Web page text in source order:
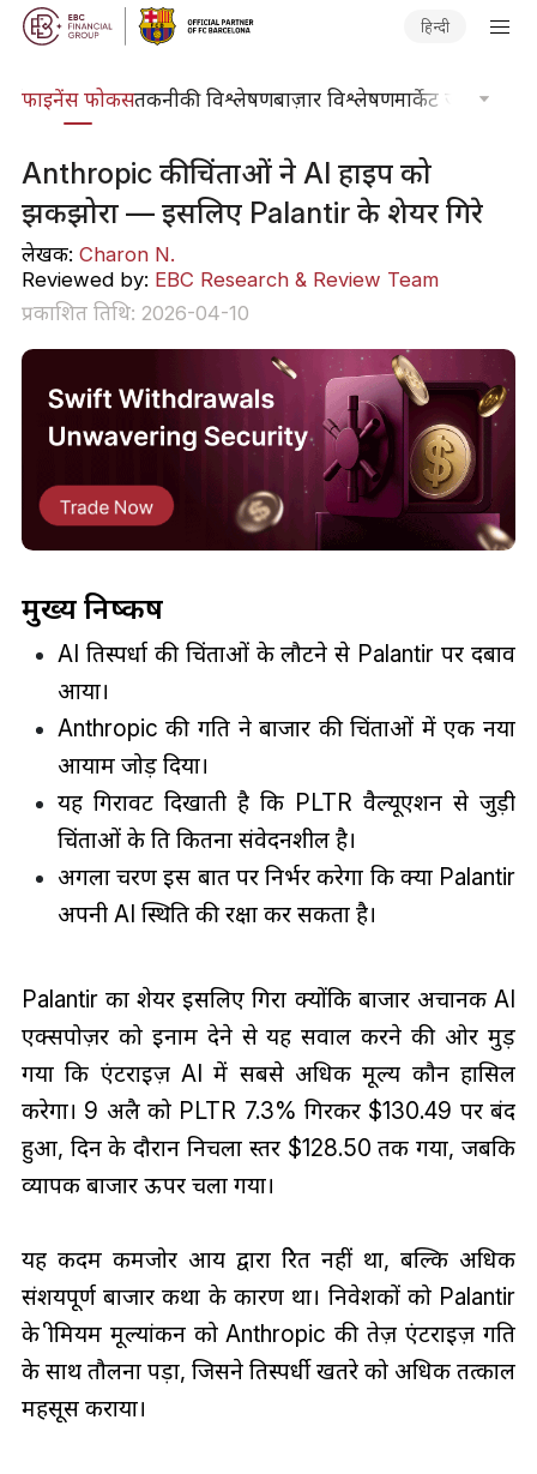
हिन्दी
फाइनेंस फोकसतकनीकी विश्लेषणबाज़ार विश्लेषणमार्केट जर्नलट्रेडिंग
Anthropic की चिंताओं ने AI हाइप को
झकझोरा — इसलिए Palantir के शेयर गिरे
लेखक: Charon N.
Reviewed by: EBC Research & Review Team
प्रकाशित तिथि: 2026-04-10
मुख्य निष्कर्ष
AI प्रतिस्पर्धा की चिंताओं के लौटने से Palantir पर दबाव
आया।
Anthropic की गति ने बाजार की चिंताओं में एक नया
आयाम जोड़ दिया।
यह गिरावट दिखाती है कि PLTR वैल्यूएशन से जुड़ी
चिंताओं के प्रति कितना संवेदनशील है।
अगला चरण इस बात पर निर्भर करेगा कि क्या Palantir
अपनी AI स्थिति की रक्षा कर सकता है।
Palantir का शेयर इसलिए गिरा क्योंकि बाजार अचानक AI
एक्सपोज़र को इनाम देने से यह सवाल करने की ओर मुड़
गया कि एंटरप्राइज़ AI में सबसे अधिक मूल्य कौन हासिल
करेगा। 9 अप्रैल को PLTR 7.3% गिरकर $130.49 पर बंद
हुआ, दिन के दौरान निचला स्तर $128.50 तक गया, जबकि
व्यापक बाजार ऊपर चला गया।
यह कदम कमजोर आय द्वारा प्रेरित नहीं था, बल्कि अधिक
संशयपूर्ण बाजार कथा के कारण था। निवेशकों को Palantir
के प्रीमियम मूल्यांकन को Anthropic की तेज़ एंटरप्राइज़ गति
के साथ तौलना पड़ा, जिसने प्रतिस्पर्धी खतरे को अधिक तत्काल
महसूस कराया।